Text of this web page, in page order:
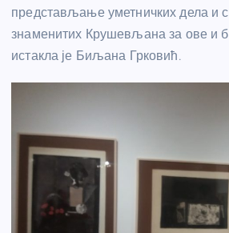
представљање уметничких дела и
знаменитих Крушевљана за ове и
истакла је Биљана Грковић.